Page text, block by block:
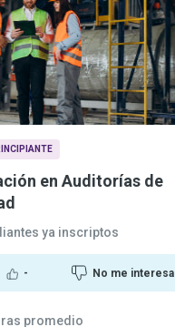
en Auditorías de
ya inscriptos
- No me interesa
promedio